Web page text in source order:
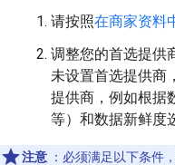
请按照在商家资料
调整您的首选提供
未设置首选提供商
提供商，例如根据
等）和数据新鲜度
注意 ：必须满足以下条件